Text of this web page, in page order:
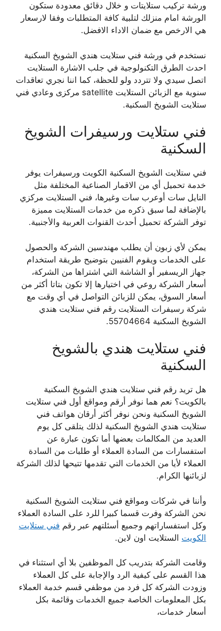
ورشة تركيب ستلايتات و خلال دقائق معدودة ستكون
الورشة امام منزلك لتلبية كافة المتطلبات وفقا لارسعار
هي الارخص مع ضمان الاداء الافضل.
نستخدم في ورشة فني ستلايت هندي الشويخ السكنية
احدث الطرق التكنولوجية في جلب الاشارة الستلايت
اتصل سيدي ولا تتردد ولو للحظة، كما اننا نجري تعاقدات
سنوية مع الزبائن الستلايت satellite مركزى وعادي فني
ستلايت الشويخ السكنية.
فني ستلايت ورسيفرات الشويخ
السكنية
فني ستلايت الشويخ السكنية الكويت ورسيفرات يوفر
خدمة تحميل أي من الاقمار الصناعية المختلفة مثل
النايل سات أوعرب سات وغيرها، فني الستلايت مركزي
بالإضافة لما سبق ذكره من خدمات الستلايت مميزة
توفر الشركة تحميل أحدث القنوات العربية والأجنبية.
يمكن لأي زبون أن يطلب مهندسين الشركة والحصول
على الخدمات ويقوم الفنيين بتوضيح طريقة استخدام
جهاز الريسفير أو الشاشة التي اشتراها من الشركة،
أسعار الشركة روعي في اختيارها إلا تكون بتاتا أكثر من
أسعار السوق، يمكن للزبائن التواصل في أي وقت مع
شركة رسيفرات الستلايت رقم فني ستلايت هندي
الشويخ السكنية 55704664.
فني ستلايت هندي بالشويخ
السكنية
هل تريد رقم فني ستلايت هندي الشويخ السكنية
بالكويت؟ نعم هما نوفر أرقم ومواقع أول فني ستلايت
الشويخ السكنية ونحن نوفر أكثر أرقان هواتف فني
ستلايت هندي الشويخ السكنية لذلك يتلقى كل يوم
العديد من المكالمات بعضها أما تكون عبارة عن
استفسارات من السادة العملاء أو طلبات من السادة
العملاء لأيا من الخدمات التي تقدمها تتيحها لذلك الشركة
لزبائنها الكرام.
وأننا في شركات ومواقع فني ستلايت الشويخ السكنية
نحن الشركة وفرت قسما كبيرا للرد على السادة العملاء
وكل استفساراتهم وجميع أسئلتهم عبر رقم فني ستلايت
الكويت الستلايت اون لاين.
وقامت الشركة بتدريب كل الموظفين بلا أي استثناء في
هذا القسم على كيفية الرد والإجابة على كل العملاء
وزودت الشركة كل فرد من موظفي قسم خدمة العملاء
بكل المعلومات الخاصة جميع الخدمات وقائمة بكل
أسعار خدمات،